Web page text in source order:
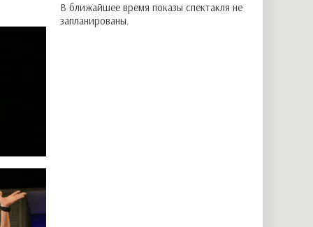
поменять
в эту
и мы
своего
людей,
на свет
В ближайшее время показы спектакля не
запланированы.